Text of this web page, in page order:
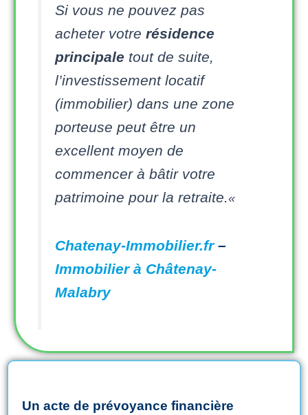
Si vous ne pouvez pas
acheter votre résidence
principale tout de suite,
l’investissement locatif
(immobilier) dans une zone
porteuse peut être un
excellent moyen de
commencer à bâtir votre
patrimoine pour la retraite. «
Chatenay-Immobilier.fr–
Immobilier à Châtenay-
Malabry
Un acte de prévoyance financière